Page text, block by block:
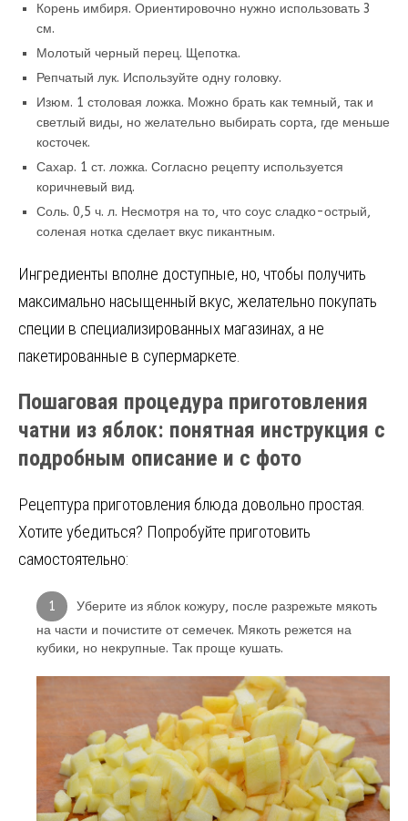
Корень имбиря. Ориентировочно нужно использовать 3
см.
Молотый черный перец. Щепотка.
Репчатый лук. Используйте одну головку.
Изюм. 1 столовая ложка. Можно брать как темный, так и
светлый виды, но желательно выбирать сорта, где меньше
косточек.
Сахар. 1 ст. ложка. Согласно рецепту используется
коричневый вид.
Соль. 0,5 ч. л. Несмотря на то, что соус сладко-острый,
соленая нотка сделает вкус пикантным.
Ингредиенты вполне доступные, но, чтобы получить
максимально насыщенный вкус, желательно покупать
специи в специализированных магазинах, а не
пакетированные в супермаркете.
Пошаговая процедура приготовления
чатни из яблок: понятная инструкция с
подробным описание и с фото
Рецептура приготовления блюда довольно простая.
Хотите убедиться? Попробуйте приготовить
самостоятельно:
Уберите из яблок кожуру, после разрежьте мякоть
на части и почистите от семечек. Мякоть режется на
кубики, но некрупные. Так проще кушать.